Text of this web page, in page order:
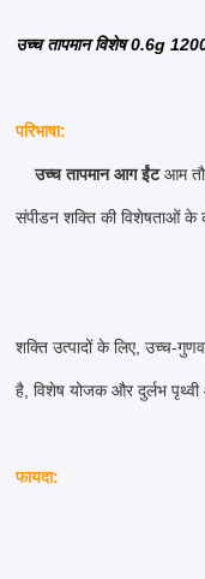
उच्च तापमान विशेष 0.6g
परिभाषा:
उच्च तापमान आग ईंट आम
संपीडन शक्ति की विशेषताओं के
शक्ति उत्पादों के लिए, उच्च-
है, विशेष योजक और दुर्लभ पृथ्वी
फायदा: